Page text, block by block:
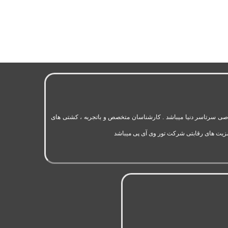
سال سابقه فعالیت در حوزه گردشگری و تورهای اختصاصی سرتاسر دنیا میباشد . کارشناسان متخصص و باتجربه ، کشتی های
های رقابتی شرکت تور وی آی پی میباشد